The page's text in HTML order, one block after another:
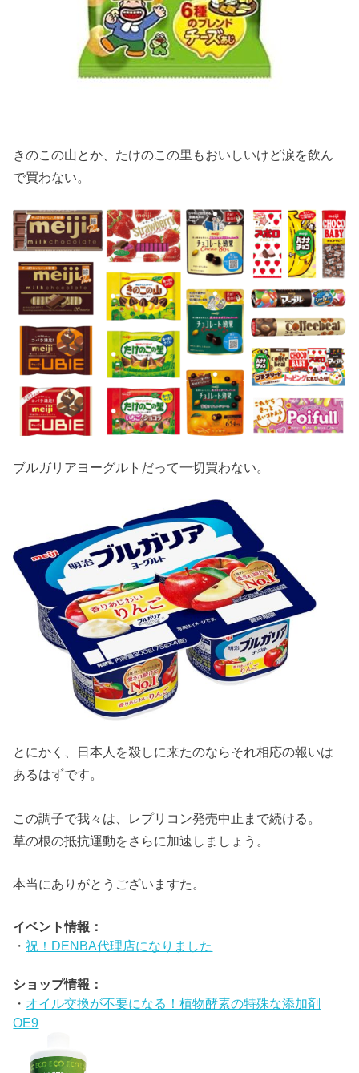
きのこの山とか、たけのこの里もおいしいけど涙を飲ん
で買わない。
ブルガリアヨーグルトだって一切買わない。
とにかく、日本人を殺しに来たのならそれ相応の報いは
あるはずです。
この調子で我々は、レプリコン発売中止まで続ける。
草の根の抵抗運動をさらに加速しましょう。
本当にありがとうございますた。
イベント情報：
・祝！DENBA代理店になりました
ショップ情報：
・ オイル交換が不要になる！植物酵素の特殊な添加剤
OE9